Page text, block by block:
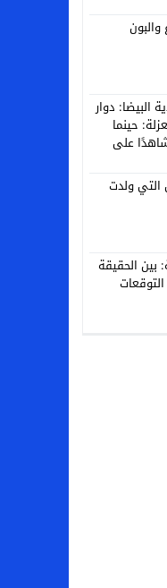
البيضا: دوار
حينما
على
التي ولدت
بين الحقيقة